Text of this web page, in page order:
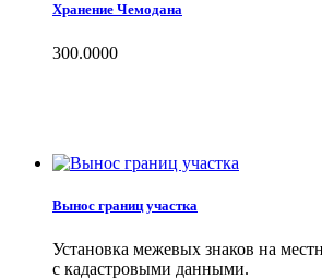
Хранение Чемодана
300.0000
Вынос границ участка
Установка межевых знаков на
с кадастровыми данными.